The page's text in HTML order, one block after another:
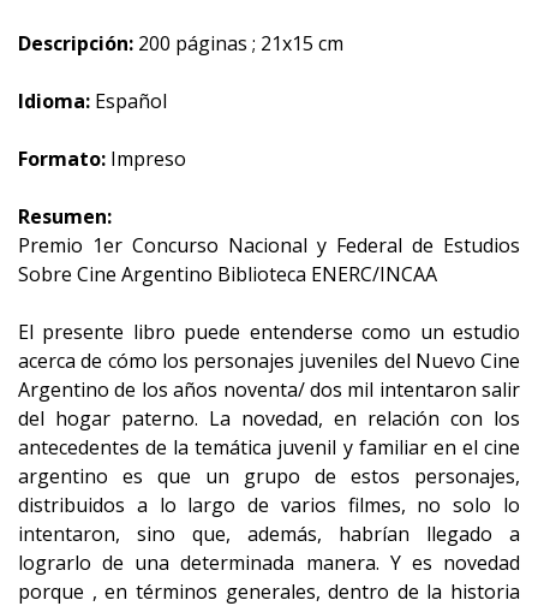
Descripción: 200 páginas ; 21x15 cm
Idioma: Español
Formato: Impreso
Resumen:
Premio 1er Concurso Nacional y Federal de Estudios
Sobre Cine Argentino Biblioteca ENERC/INCAA
El presente libro puede entenderse como un estudio
acerca de cómo los personajes juveniles del Nuevo Cine
Argentino de los años noventa/ dos mil intentaron salir
del hogar paterno. La novedad, en relación con los
antecedentes de la temática juvenil y familiar en el cine
argentino es que un grupo de estos personajes,
distribuidos a lo largo de varios filmes, no solo lo
intentaron, sino que, además, habrían llegado a
lograrlo de una determinada manera. Y es novedad
porque , en términos generales, dentro de la historia